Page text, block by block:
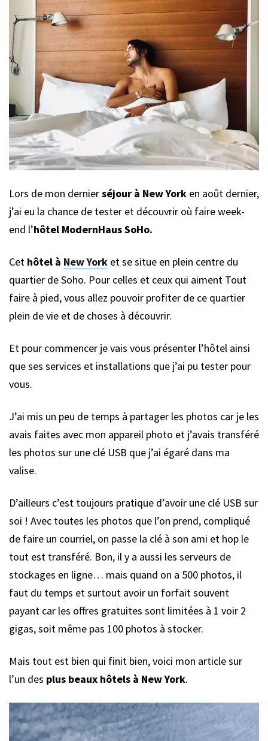
Lors de mon dernierséjour à New York en août dernier,
j’ai eu la chance de tester et découvrir où faire week-
end l’hôtel ModernHaus SoHo.
Cet hôtel à New York et se situe en plein centre du
quartier de Soho. Pour celles et ceux qui aiment Tout
faire à pied, vous allez pouvoir profiter de ce quartier
plein de vie et de choses à découvrir.
Et pour commencer je vais vous présenter l’hôtel ainsi
que ses services et installations que j’ai pu tester pour
vous.
J’ai mis un peu de temps à partager les photos car je les
avais faites avec mon appareil photo et j’avais transféré
les photos sur une clé USB que j’ai égaré dans ma
valise.
D’ailleurs c’est toujours pratique d’avoir une clé USB sur
soi ! Avec toutes les photos que l’on prend, compliqué
de faire un courriel, on passe la clé à son ami et hop le
tout est transféré. Bon, il y a aussi les serveurs de
stockages en ligne… mais quand on a 500 photos, il
faut du temps et surtout avoir un forfait souvent
payant car les offres gratuites sont limitées à 1 voir 2
gigas, soit même pas 100 photos à stocker.
Mais tout est bien qui finit bien, voici mon article sur
l’un des plus beaux hôtels à New York.